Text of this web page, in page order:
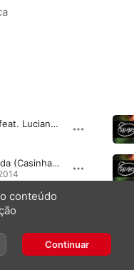
Não Deixe o Samba Morrer (feat. Luciana Mello) [Ao Vivo]
Na Rua, Na Chuva, Na Fazenda (Casinha de Sapê)
conteúdo
Continuar